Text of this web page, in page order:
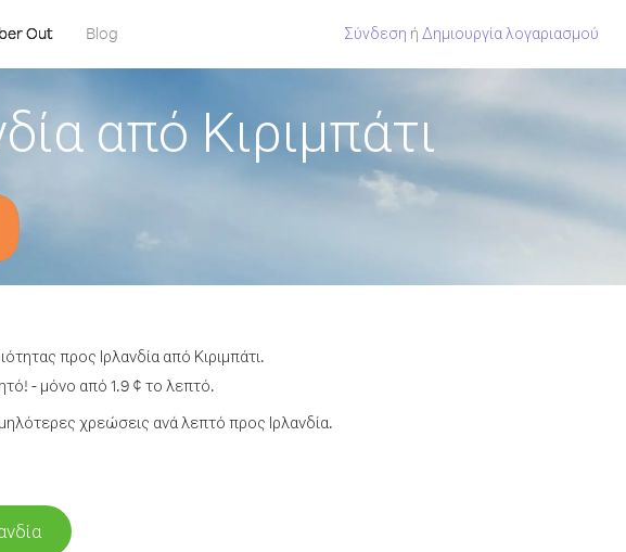
Out Blog Σύνδεση ή Δημιουργία λογαριασμού
από Κιριμπάτι
προς Ιρλανδία από Κιριμπάτι.
- μόνο από 1.9 ¢ το λεπτό.
χρεώσεις ανά λεπτό προς Ιρλανδία.